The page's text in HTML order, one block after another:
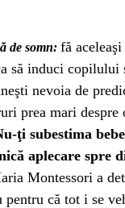
de somn: fă
să induci copilului
nevoia de
prea mari
ţi subestima
aplecare spre
Montessori a
pentru că tot i se